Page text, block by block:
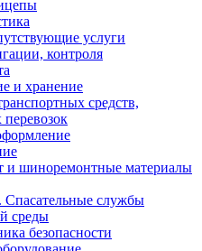
услуги
контроля
и хранение
средств,
шиноремонтные материалы
службы
среды
безопасности